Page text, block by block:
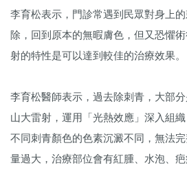
李育松表示，門診常遇到民眾對身上
除，回到原本的無暇膚色，但又恐懼
射的特性是可以達到較佳的治療效果。
李育松醫師表示，過去除刺青，大部
山大雷射，運用「光熱效應」深入組
不同刺青顏色的色素沉澱不同，無法
量過大，治療部位會有紅腫、水泡、